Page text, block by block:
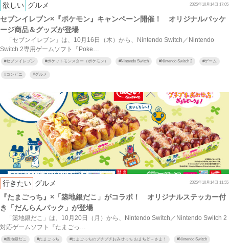
欲しい グルメ 2025年10月14日 17:05
セブンイレブン×『ポケモン』キャンペーン開催！ オリジナルパッケ
ージ商品＆グッズが登場
「セブンイレブン」は、10月16日（木）から、Nintendo Switch／Nintendo
Switch 2専用ゲームソフト『Poke…
#セブンイレブン #ポケットモンスター（ポケモン） #Nintendo Switch #Nintendo Switch 2 #ゲーム
#コンビニ #グルメ
行きたい グルメ 2025年10月14日 11:55
『たまごっち』×「築地銀だこ」がコラボ！ オリジナルステッカー付
き「だんらんパック」が登場
「築地銀だこ」は、10月20日（月）から、Nintendo Switch／Nintendo Switch 2
対応ゲームソフト『たまごっ…
#築地銀だこ #たまごっち #たまごっちのプチプチおみせっち おまちど～さま！ #Nintendo Switch